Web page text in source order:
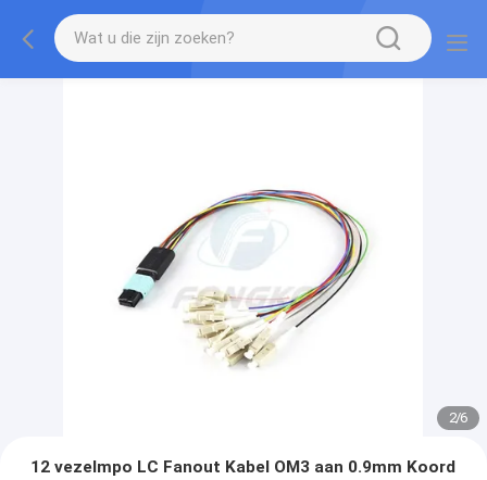
2/6
12 vezelmpo LC Fanout Kabel OM3 aan 0.9mm Koord